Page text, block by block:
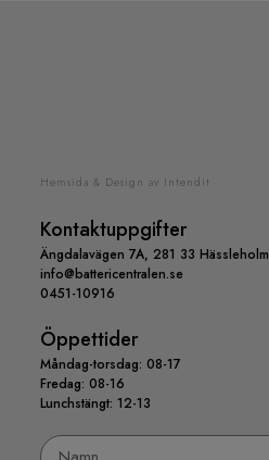
Hemsida & Design av Intendit
Kontaktuppgifter
Ängdalavägen 7A, 281 33 Hässleholm
info@battericentralen.se
0451-10916
Öppettider
Måndag-torsdag: 08-17
Fredag: 08-16
Lunchstängt: 12-13